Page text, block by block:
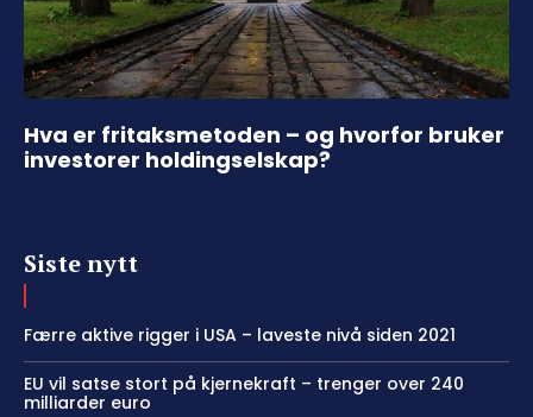
Hva er fritaksmetoden – og hvorfor bruker
investorer holdingselskap?
Siste nytt
Færre aktive rigger i USA – laveste nivå siden 2021
EU vil satse stort på kjernekraft – trenger over 240
milliarder euro